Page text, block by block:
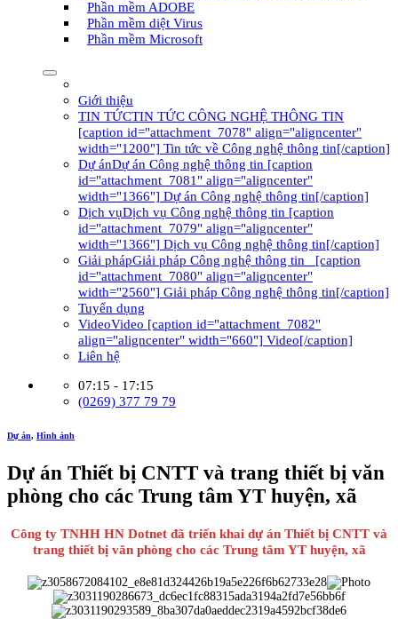
Phần mềm ADOBE
Phần mềm diệt Virus
Phần mềm Microsoft
Giới thiệu
TIN TỨCTIN TỨC CÔNG NGHỆ THÔNG TIN
[caption id="attachment_7078" align="aligncenter"
width="1200"] Tin tức về Công nghệ thông tin[/caption]
Dự ánDự án Công nghệ thông tin [caption
id="attachment_7081" align="aligncenter"
width="1366"] Dự án Công nghệ thông tin[/caption]
Dịch vụDịch vụ Công nghệ thông tin [caption
id="attachment_7079" align="aligncenter"
width="1366"] Dịch vụ Công nghệ thông tin[/caption]
Giải phápGiải pháp Công nghệ thông tin [caption
id="attachment_7080" align="aligncenter"
width="2560"] Giải pháp Công nghệ thông tin[/caption]
Tuyển dụng
VideoVideo [caption id="attachment_7082"
align="aligncenter" width="660"] Video[/caption]
Liên hệ
07:15 - 17:15
(0269) 377 79 79
Dự án, Hình ảnh
Dự án Thiết bị CNTT và trang thiết bị văn
phòng cho các Trung tâm YT huyện, xã
Công ty TNHH HN Dotnet đã triển khai dự án Thiết bị CNTT và
trang thiết bị văn phòng cho các Trung tâm YT huyện, xã